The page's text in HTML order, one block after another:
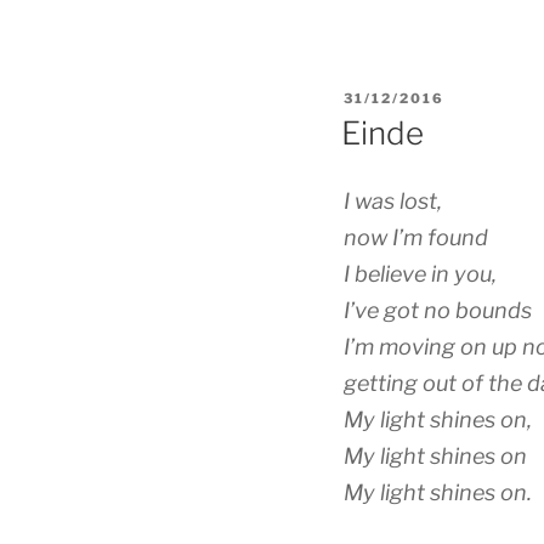
POSTED
ON
31/12/2016
Einde
I was lost,
now I’m found
I believe in you,
I’ve got no bounds
I’m moving on up
getting out of the
My light shines on,
My light shines on
My light shines on.